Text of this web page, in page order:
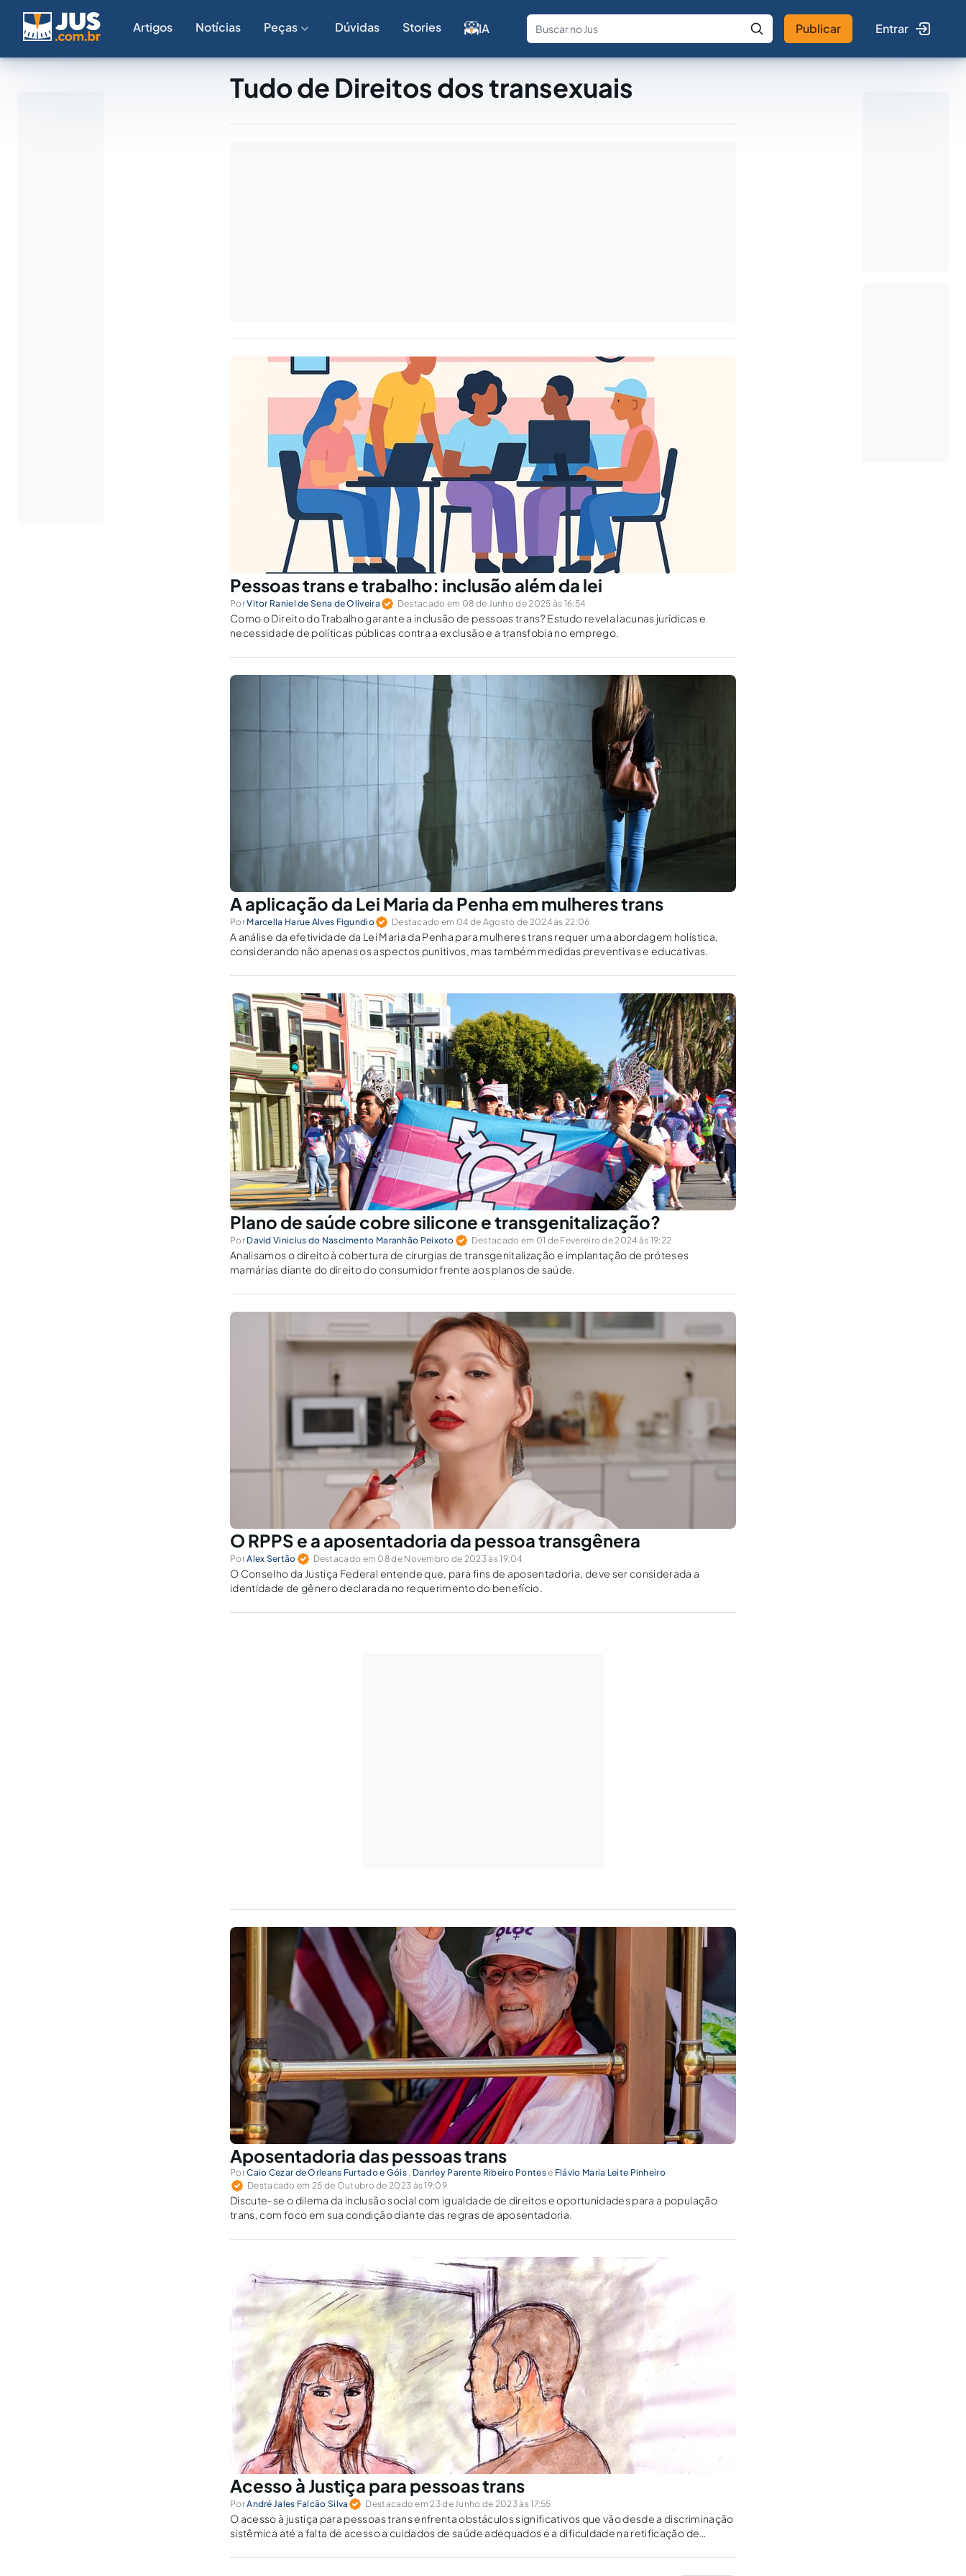
Artigos Notícias Peças Dúvidas Stories IA
Fale com a IA Buscar no Jus
Publicar Entrar
Tudo de Direitos dos transexuais
Pessoas trans e trabalho: inclusão além da lei
PorVitor Raniel de Sena de Oliveira Destacado em 08 de Junho de 2025 às 16:54
Como o Direito do Trabalho garante a inclusão de pessoas trans? Estudo revela lacunas jurídicas e
necessidade de políticas públicas contra a exclusão e a transfobia no emprego.
A aplicação da Lei Maria da Penha em mulheres trans
Por Marcella Harue Alves Figundio Destacado em 04 de Agosto de 2024 às 22:06
A análise da efetividade da Lei Maria da Penha para mulheres trans requer uma abordagem holística,
considerando não apenas os aspectos punitivos, mas também medidas preventivas e educativas.
Plano de saúde cobre silicone e transgenitalização?
Por David Vinicius do Nascimento Maranhão Peixoto Destacado em 01 de Fevereiro de 2024 às 19:22
Analisamos o direito à cobertura de cirurgias de transgenitalização e implantação de próteses
mamárias diante do direito do consumidor frente aos planos de saúde.
O RPPS e a aposentadoria da pessoa transgênera
PorAlex Sertão Destacado em 08 de Novembro de 2023 às 19:04
O Conselho da Justiça Federal entende que, para fins de aposentadoria, deve ser considerada a
identidade de gênero declarada no requerimento do benefício.
Aposentadoria das pessoas trans
PorCaio Cezar de Orleans Furtado e Góis , Danrley Parente Ribeiro Pontese Flávio Maria Leite Pinheiro
Destacado em 25 de Outubro de 2023 às 19:09
Discute-se o dilema da inclusão social com igualdade de direitos e oportunidades para a população
trans, com foco em sua condição diante das regras de aposentadoria.
Acesso à Justiça para pessoas trans
PorAndré Jales Falcão Silva Destacado em 23 de Junho de 2023 às 17:55
O acesso à justiça para pessoas trans enfrenta obstáculos significativos que vão desde a discriminação
sistêmica até a falta de acesso a cuidados de saúde adequados e a dificuldade na retificação de